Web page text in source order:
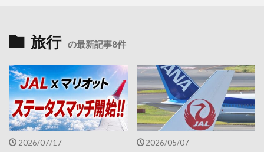
旅行 の最新記事8件
2026/07/17 2026/05/07